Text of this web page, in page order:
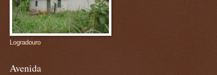
Logradouro
Avenida